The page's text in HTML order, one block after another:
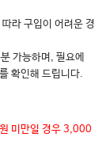
라 구입이 어려운 경
가능하며, 필요에
확인해 드립니다.
미만일 경우 3,000